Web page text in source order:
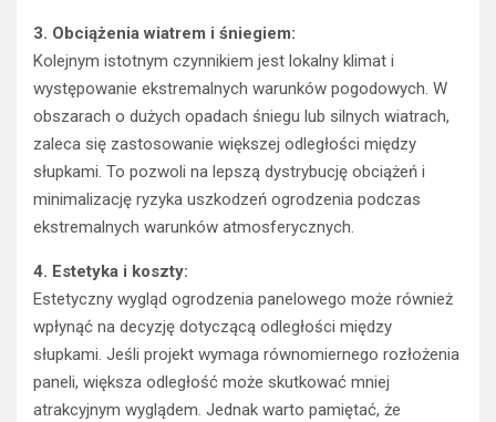
3. Obciążenia wiatrem i śniegiem:
Kolejnym istotnym czynnikiem jest lokalny klimat i
występowanie ekstremalnych warunków pogodowych. W
obszarach o dużych opadach śniegu lub silnych wiatrach,
zaleca się zastosowanie większej odległości między
słupkami. To pozwoli na lepszą dystrybucję obciążeń i
minimalizację ryzyka uszkodzeń ogrodzenia podczas
ekstremalnych warunków atmosferycznych.
4. Estetyka i koszty:
Estetyczny wygląd ogrodzenia panelowego może również
wpłynąć na decyzję dotyczącą odległości między
słupkami. Jeśli projekt wymaga równomiernego rozłożenia
paneli, większa odległość może skutkować mniej
atrakcyjnym wyglądem. Jednak warto pamiętać, że